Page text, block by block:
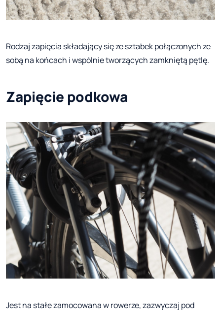
Rodzaj zapięcia składający się ze sztabek połączonych ze
sobą na końcach i wspólnie tworzących zamkniętą pętlę.
Zapięcie podkowa
Jest na stałe zamocowana w rowerze, zazwyczaj pod